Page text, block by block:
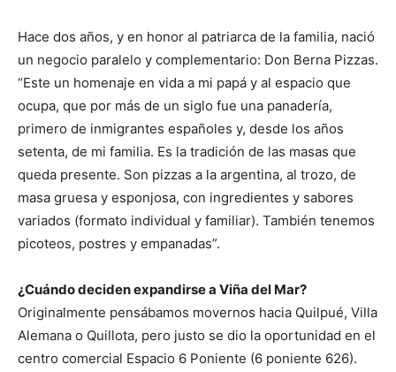
Hace dos años, y en honor al patriarca de la familia, nació
un negocio paralelo y complementario: Don Berna Pizzas.
“Este un homenaje en vida a mi papá y al espacio que
ocupa, que por más de un siglo fue una panadería,
primero de inmigrantes españoles y, desde los años
setenta, de mi familia. Es la tradición de las masas que
queda presente. Son pizzas a la argentina, al trozo, de
masa gruesa y esponjosa, con ingredientes y sabores
variados (formato individual y familiar). También tenemos
picoteos, postres y empanadas”.
¿Cuándo deciden expandirse a Viña del Mar?
Originalmente pensábamos movernos hacia Quilpué, Villa
Alemana o Quillota, pero justo se dio la oportunidad en el
centro comercial Espacio 6 Poniente (6 poniente 626).